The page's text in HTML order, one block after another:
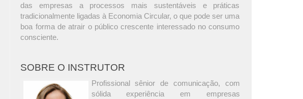
das empresas a processos mais sustentáveis e práticas
tradicionalmente ligadas à Economia Circular, o que pode ser uma
boa forma de atrair o público crescente interessado no consumo
consciente.
SOBRE O INSTRUTOR
Profissional sênior de comunicação, com
sólida experiência em empresas